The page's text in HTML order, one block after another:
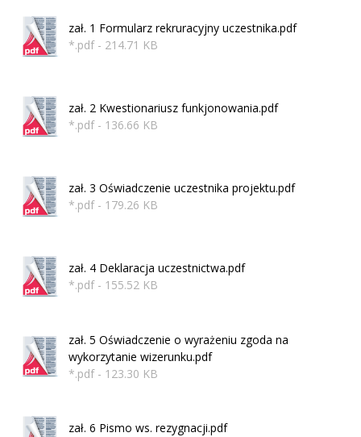
zał. 1 Formularz rekruracyjny uczestnika.pdf
*.pdf - 214.71 KB
zał. 2 Kwestionariusz funkjonowania.pdf
*.pdf - 136.66 KB
zał. 3 Oświadczenie uczestnika projektu.pdf
*.pdf - 179.26 KB
zał. 4 Deklaracja uczestnictwa.pdf
*.pdf - 155.52 KB
zał. 5 Oświadczenie o wyrażeniu zgoda na
wykorzytanie wizerunku.pdf
*.pdf - 123.30 KB
zał. 6 Pismo ws. rezygnacji.pdf